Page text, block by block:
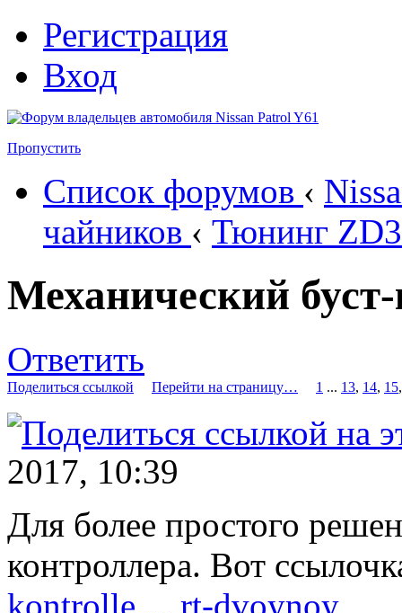
Регистрация
Вход
Пропустить
Список форумов ‹
чайников ‹ Тюнинг
Механический
Ответить
Поделиться ссылкой Перейти на страницу… 1 ... 13, 14, 15
2017, 10:39
Для более простого
контроллера. Вот
kontrolle ... rt-dvoynoy